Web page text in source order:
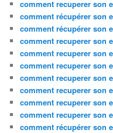
comment recuperer son
comment récupérer son
comment récupérer son
comment recuperer son
comment recuperer son
comment recuperer son
comment recuperer son
comment recuperer son
comment recuperer son
comment recuperer son
comment récupérer son